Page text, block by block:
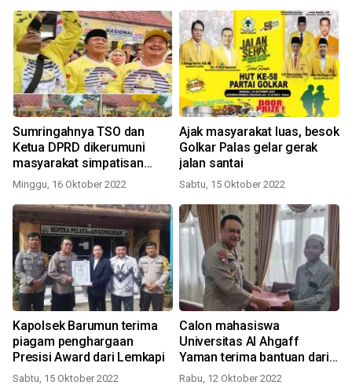
Sumringahnya TSO dan
Ketua DPRD dikerumuni
masyarakat simpatisan
Partai Golkar Palas
Minggu, 16 Oktober 2022
Ajak masyarakat luas, besok
Golkar Palas gelar gerak
jalan santai
Sabtu, 15 Oktober 2022
Kapolsek Barumun terima
piagam penghargaan
Presisi Award dari Lemkapi
Sabtu, 15 Oktober 2022
Calon mahasiswa
Universitas Al Ahgaff
Yaman terima bantuan dari
Kapolres Palas
Rabu, 12 Oktober 2022